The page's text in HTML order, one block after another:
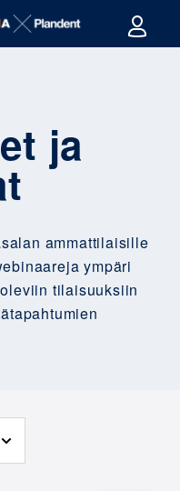
ja
ammattilaisille
ympäri
tilaisuuksiin